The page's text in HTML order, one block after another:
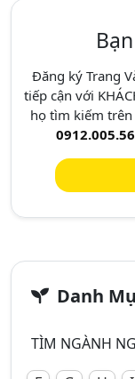
Đăng ký Trang
tiếp cận với
họ tìm kiếm trên
Danh
TÌM NGÀNH